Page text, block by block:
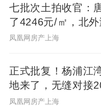
七批次土拍收官：
了4246元/㎡，北
位温州首富
凤凰网房产上海
正式批复！杨浦江
地来了，无缝对接
凤凰网房产上海